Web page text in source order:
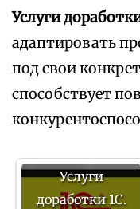
Услуги
адаптировать
под свои
способствует
Услуги
доработки 1С.